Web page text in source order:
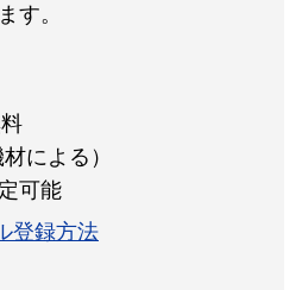
す。
による）
可能
登録方法